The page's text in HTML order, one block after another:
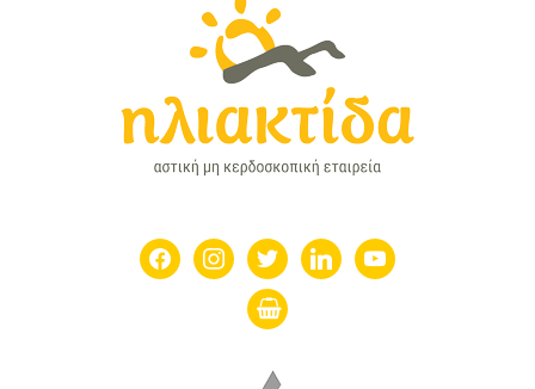
facebookinstagramtwitter linkedin youtube
shopping-
basket